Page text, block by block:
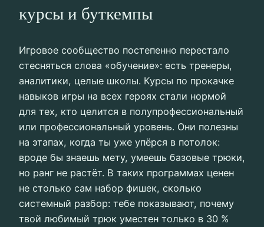
курсы и буткемпы
Игровое сообщество постепенно перестало
стесняться слова «обучение»: есть тренеры,
аналитики, целые школы. Курсы по прокачке
навыков игры на всех героях стали нормой
для тех, кто целится в полупрофессиональный
или профессиональный уровень. Они полезны
на этапах, когда ты уже упёрся в потолок:
вроде бы знаешь мету, умеешь базовые трюки,
но ранг не растёт. В таких программах ценен
не столько сам набор фишек, сколько
системный разбор: тебе показывают, почему
твой любимый трюк уместен только в 30 %